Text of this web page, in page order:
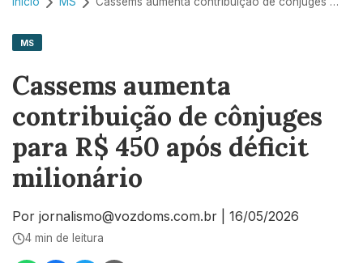
MS
Cassems aumenta
contribuição de cônjuges
para R$ 450 após déficit
milionário
Por jornalismo@vozdoms.com.br 16/05/2026
4 min de leitura